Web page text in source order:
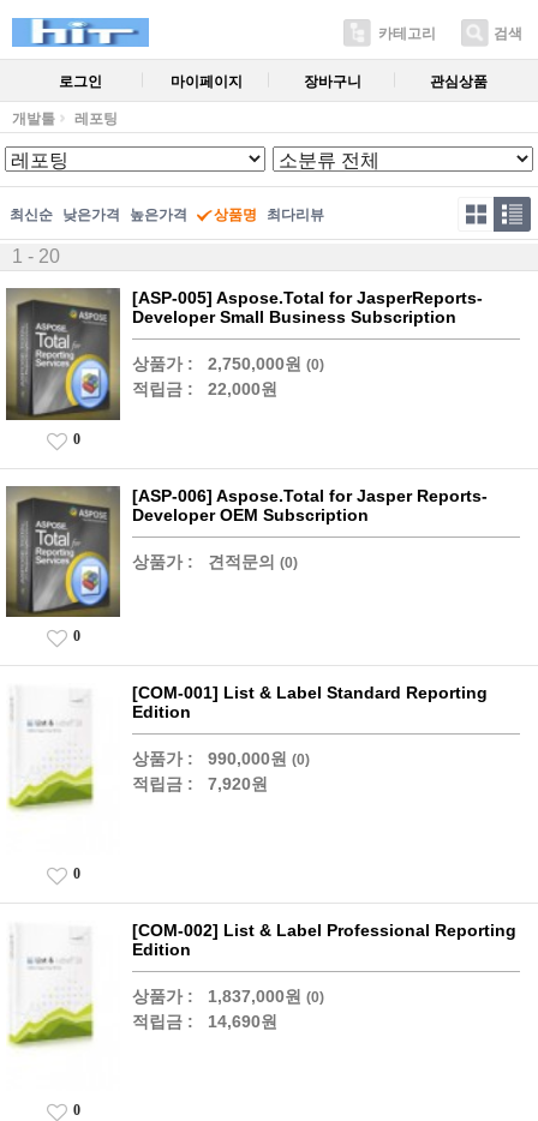
카테고리 검색
로그인 마이페이지 장바구니 관심상품
개발툴 레포팅
최신순 낮은가격 높은가격 상품명 최다리뷰
1 - 20
[ASP-005] Aspose.Total for JasperReports-
Developer Small Business Subscription
상품가 : 2,750,000원 (0)
적립금 : 22,000원
0
[ASP-006] Aspose.Total for Jasper Reports-
Developer OEM Subscription
상품가 : 견적문의 (0)
0
[COM-001] List & Label Standard Reporting
Edition
상품가 : 990,000원 (0)
적립금 : 7,920원
0
[COM-002] List & Label Professional Reporting
Edition
상품가 : 1,837,000원 (0)
적립금 : 14,690원
0